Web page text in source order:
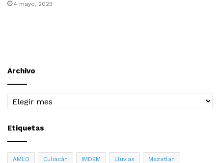
4 mayo, 2023
Archivo
Archivo
Etiquetas
AMLO Culiacán IMDEM Lluvias Mazatlan